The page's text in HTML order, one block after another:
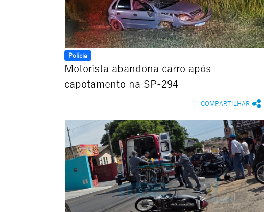
Polícia
Motorista abandona carro após
capotamento na SP-294
COMPARTILHAR